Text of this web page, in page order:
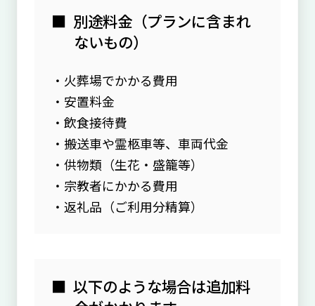
別途料金（プランに含まれ
ないもの）
火葬場でかかる費用
安置料金
飲食接待費
搬送車や霊柩車等、車両代金
供物類（生花・盛籠等）
宗教者にかかる費用
返礼品（ご利用分精算）
以下のような場合は追加料